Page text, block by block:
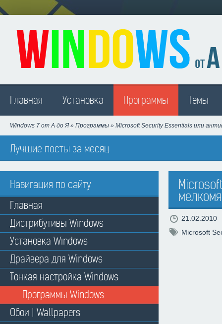
Главная Установка Программы Темы
Windows 7 от А до Я » Программы » Microsoft Security Essentials или
Лучшие посты за месяц
Навигация по сайту
Главная
Дистрибутивы Windows
Установка Windows
Драйвера для Windows
Тонкая настройка Windows
Программы Windows
Обои | Wallpapers
21.02.2010
Microsoft